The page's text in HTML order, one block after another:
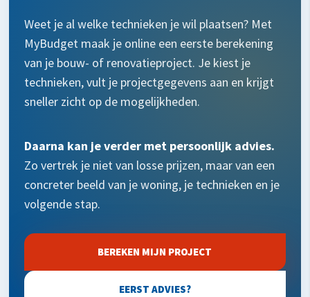
Weet je al welke technieken je wil plaatsen? Met
MyBudget maak je online een eerste berekening
van je bouw- of renovatieproject. Je kiest je
technieken, vult je projectgegevens aan en krijgt
sneller zicht op de mogelijkheden.
Daarna kan je verder met persoonlijk advies.
Zo vertrek je niet van losse prijzen, maar van een
concreter beeld van je woning, je technieken en je
volgende stap.
BEREKEN MIJN PROJECT
EERST ADVIES?